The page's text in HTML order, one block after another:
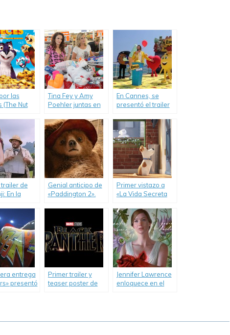
las
(The Nut
Tina Fey y Amy
Poehler juntas en
comedia.
En Cannes, se
presentó el trailer
Película».
de
En la
Genial anticipo de
«Paddington 2».
Primer vistazo a
«La Vida Secreta
entrega
presentó
Primer trailer y
teaser poster de
Jennifer Lawrence
enloquece en el